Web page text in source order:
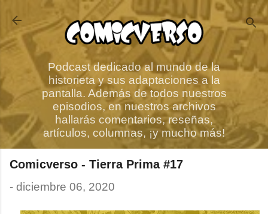
Ir al contenido principal
Podcast dedicado al mundo de la
historieta y sus adaptaciones a la
pantalla. Además de todos nuestros
episodios, en nuestros archivos
hallarás comentarios, reseñas,
artículos, columnas, ¡y mucho más!
Comicverso - Tierra Prima #17
- diciembre 06, 2020